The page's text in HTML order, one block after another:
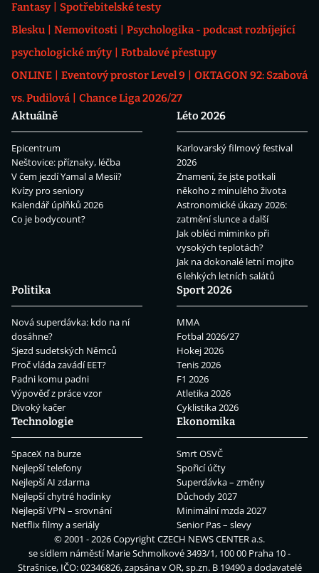
Fantasy
Spotřebitelské testy
Blesku
Nemovitosti
Psychologika - podcast rozbíjející
psychologické mýty
Fotbalové přestupy
ONLINE
Eventový prostor Level 9
OKTAGON 92: Szabová
vs. Pudilová
Chance Liga 2026/27
Aktuálně
Epicentrum
Neštovice: příznaky, léčba
V čem jezdí Yamal a Mesii?
Kvízy pro seniory
Kalendář úplňků 2026
Co je bodycount?
Léto 2026
Karlovarský filmový festival
2026
Znamení, že jste potkali
někoho z minulého života
Astronomické úkazy 2026:
zatmění slunce a další
Jak obléci miminko při
vysokých teplotách?
Jak na dokonalé letní mojito
6 lehkých letních salátů
Politika
Nová superdávka: kdo na ní
dosáhne?
Sjezd sudetských Němců
Proč vláda zavádí EET?
Padni komu padni
Výpověď z práce vzor
Divoký kačer
Sport 2026
MMA
Fotbal 2026/27
Hokej 2026
Tenis 2026
F1 2026
Atletika 2026
Cyklistika 2026
Technologie
SpaceX na burze
Nejlepší telefony
Nejlepší AI zdarma
Nejlepší chytré hodinky
Nejlepší VPN – srovnání
Netflix filmy a seriály
Ekonomika
Smrt OSVČ
Spořicí účty
Superdávka – změny
Důchody 2027
Minimální mzda 2027
Senior Pas – slevy
© 2001 - 2026 CopyrightCZECH NEWS CENTER a.s.
se sídlem náměstí Marie Schmolkové 3493/1, 100 00 Praha 10 -
Strašnice, IČO: 02346826, zapsána v OR, sp.zn. B 19490 a dodavatelé